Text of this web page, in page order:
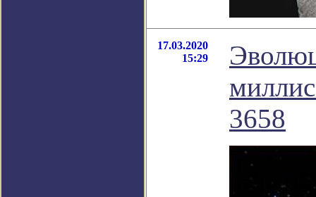
17.03.2020
15:29
3658